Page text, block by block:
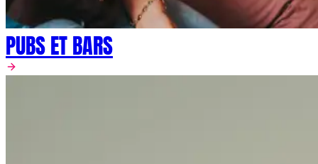
PUBS ET BARS